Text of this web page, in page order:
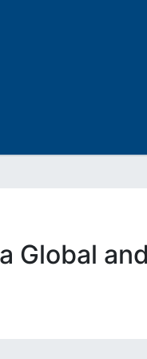
Global and